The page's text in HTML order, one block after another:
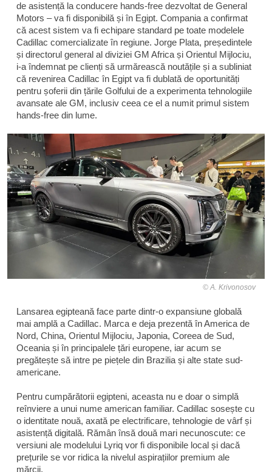
de asistență la conducere hands-free dezvoltat de General
Motors – va fi disponibilă și în Egipt. Compania a confirmat
că acest sistem va fi echipare standard pe toate modelele
Cadillac comercializate în regiune. Jorge Plata, președintele
și directorul general al diviziei GM Africa și Orientul Mijlociu,
i-a îndemnat pe clienți să urmărească noutățile și a subliniat
că revenirea Cadillac în Egipt va fi dublată de oportunități
pentru șoferii din țările Golfului de a experimenta tehnologiile
avansate ale GM, inclusiv ceea ce el a numit primul sistem
hands-free din lume.
A. Krivonosov
Lansarea egipteană face parte dintr-o expansiune globală
mai amplă a Cadillac. Marca e deja prezentă în America de
Nord, China, Orientul Mijlociu, Japonia, Coreea de Sud,
Oceania și în principalele țări europene, iar acum se
pregătește să intre pe piețele din Brazilia și alte state sud-
americane.
Pentru cumpărătorii egipteni, aceasta nu e doar o simplă
reînviere a unui nume american familiar. Cadillac sosește cu
o identitate nouă, axată pe electrificare, tehnologie de vârf și
asistență digitală. Rămân însă două mari necunoscute: ce
versiuni ale modelului Lyriq vor fi disponibile local și dacă
prețurile se vor ridica la nivelul aspirațiilor premium ale
mărcii.